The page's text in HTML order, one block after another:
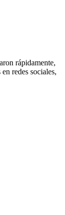
rápidamente,
redes sociales,